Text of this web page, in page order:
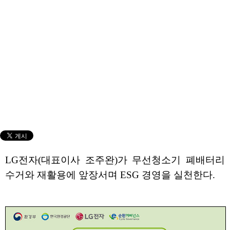
LG전자(대표이사 조주완)가 무선청소기 폐배터리
수거와 재활용에 앞장서며 ESG 경영을 실천한다.